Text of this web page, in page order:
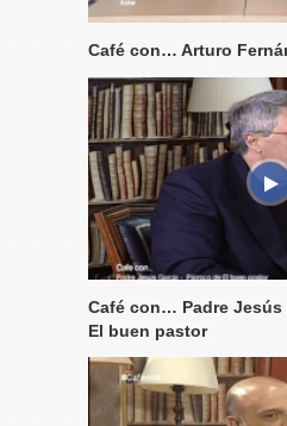
Café con… Arturo
Café con… Padre Jesús
El buen pastor